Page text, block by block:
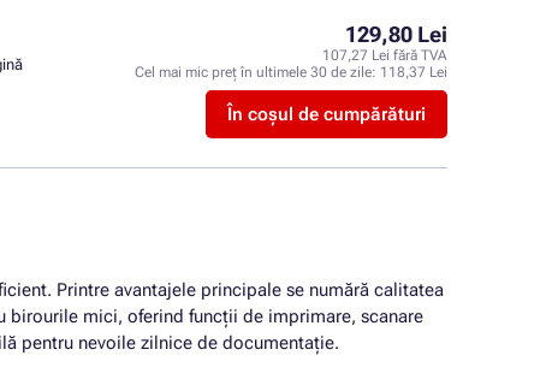
129,80 Lei
107,27 Lei fără TVA
Cel mai mic preț în ultimele 30 de zile: 118,37 Lei
În coșul de cumpărături
Printre avantajele principale se numără calitatea
birourile mici, oferind funcții de imprimare, scanare
pentru nevoile zilnice de documentație.